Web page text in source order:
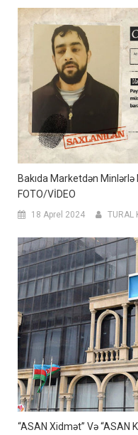
Bakıda Marketdən
FOTO/VİDEO
18 Aprel 2024 TURAL
“ASAN Xidmət” Və